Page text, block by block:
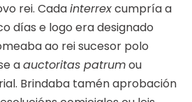
rei. Cadainterrexcumpría a
días e logo era designado
ao rei sucesor polo
aauctoritas patrumou
Brindaba tamén aprobación